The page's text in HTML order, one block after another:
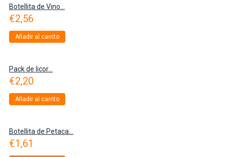
Botellita de Vino...
€2,56
Añadir al carrito
Pack de licor...
€2,20
Añadir al carrito
Botellita de Petaca...
€1,61